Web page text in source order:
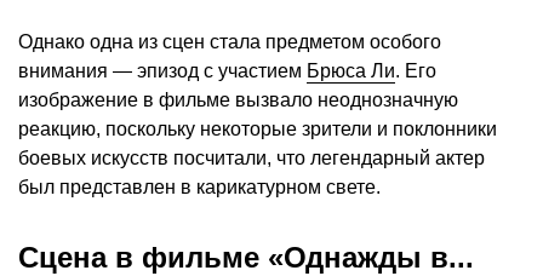
Однако одна из сцен стала предметом особого
внимания — эпизод с участием Брюса Ли. Его
изображение в фильме вызвало неоднозначную
реакцию, поскольку некоторые зрители и поклонники
боевых искусств посчитали, что легендарный актер
был представлен в карикатурном свете.
Сцена в фильме «Однажды в...